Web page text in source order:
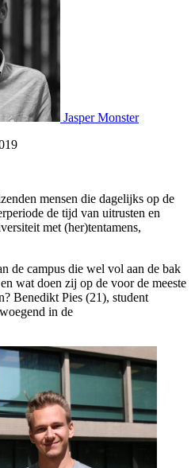
Jasper Monster
mensen die dagelijks op de
de tijd van uitrusten en
met (her)tentamens,
de campus die wel vol aan de bak
wat doen zij op de voor de meeste
Benedikt Pies (21), student
in de